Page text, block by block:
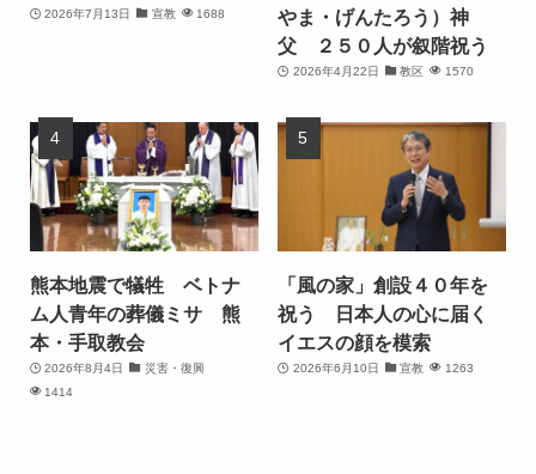
2026年7月13日 宣教 1688
やま・げんたろう）神
父 ２５０人が叙階祝う
2026年4月22日 教区 1570
熊本地震で犠牲 ベトナ
ム人青年の葬儀ミサ 熊
本・手取教会
2026年8月4日
災害・復興
1414
「風の家」創設４０年を
祝う 日本人の心に届く
イエスの顔を模索
2026年6月10日 宣教 1263